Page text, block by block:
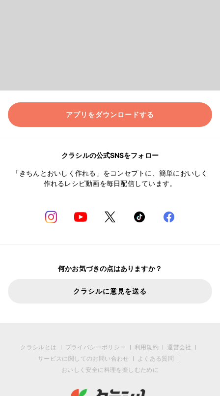
アプリをダウンロードする
クラシルの公式SNSをフォロー
「きちんとおいしく作れる」をコンセプトに、簡単においしく
作れるレシピ動画を毎日配信しています。
何かお気づきの点はありますか？
クラシルに意見を送る
クラシルとは プライバシーポリシー 利用規約
運営会社
サービスに関してのお問い合わせ
よくある質問
おいしく安全に料理を楽しむために